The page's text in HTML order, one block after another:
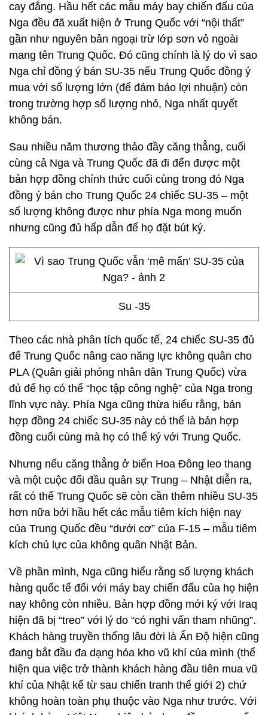
cay đắng. Hầu hết các mẫu máy bay chiến đấu của
Nga đều đã xuất hiện ở Trung Quốc với “nội thất”
gần như nguyên bản ngoại trừ lớp sơn vỏ ngoài
mang tên Trung Quốc. Đó cũng chính là lý do vì sao
Nga chỉ đồng ý bán SU-35 nếu Trung Quốc đồng ý
mua với số lượng lớn (để đảm bảo lợi nhuận) còn
trong trường hợp số lượng nhỏ, Nga nhất quyết
không bán.
Sau nhiều năm thương thảo đầy căng thẳng, cuối
cùng cả Nga và Trung Quốc đã đi đến được một
bản hợp đồng chính thức cuối cùng trong đó Nga
đồng ý bán cho Trung Quốc 24 chiếc SU-35 – một
số lượng không được như phía Nga mong muốn
nhưng cũng đủ hấp dẫn để họ đặt bút ký.
Su -35
Theo các nhà phân tích quốc tế, 24 chiếc SU-35 đủ
để Trung Quốc nâng cao năng lực không quân cho
PLA (Quân giải phóng nhân dân Trung Quốc) vừa
đủ để họ có thể “học tập công nghệ” của Nga trong
lĩnh vực này. Phía Nga cũng thừa hiểu rằng, bản
hợp đồng 24 chiếc SU-35 này có thể là bản hợp
đồng cuối cùng mà họ có thể ký với Trung Quốc.
Nhưng nếu căng thẳng ở biển Hoa Đông leo thang
và một cuộc đối đầu quân sự Trung – Nhật diễn ra,
rất có thể Trung Quốc sẽ còn cần thêm nhiều SU-35
hơn nữa bởi hầu hết các mẫu tiêm kích hiện nay
của Trung Quốc đều “dưới cơ” của F-15 – mẫu tiêm
kích chủ lực của không quân Nhật Bản.
Về phần mình, Nga cũng hiểu rằng số lượng khách
hàng quốc tế đối với máy bay chiến đấu của họ hiện
nay không còn nhiều. Bản hợp đồng mới ký với Iraq
hiện đã bị “treo” với lý do “có nghi vấn tham nhũng”.
Khách hàng truyền thống lâu đời là Ấn Độ hiện cũng
đang bắt đầu đa dạng hóa kho vũ khí của mình (thể
hiện qua việc trở thành khách hàng đầu tiên mua vũ
khí của Nhật kể từ sau chiến tranh thế giới 2) chứ
không hoàn toàn phụ thuộc vào Nga như trước. Với